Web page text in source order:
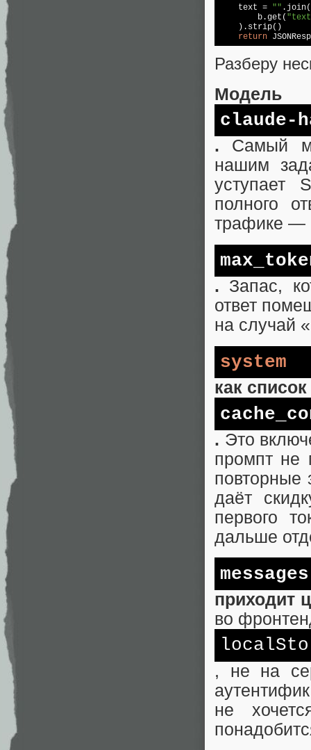
    text =
"" .join(
        b.get(
    ).strip()
return
Разберу
Модель
claude-
. Самый
нашим
уступает
полного
трафике —
. Запас,
ответ
на случай
system
как
. Это
промпт не
повторные
даёт
первого
дальше
messages
приходит
во
local
, не на
не